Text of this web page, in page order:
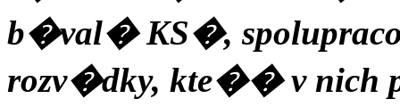
b�val� KS�,
rozv�dky, kte�� v